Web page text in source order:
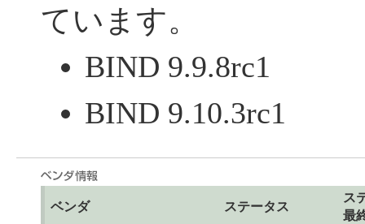
ています。
BIND 9.9.8rc1
BIND 9.10.3rc1
ベンダ ステータス
ス
最